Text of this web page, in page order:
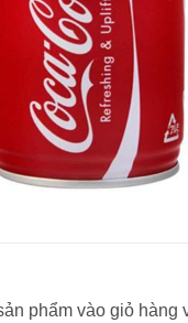
phẩm vào giỏ